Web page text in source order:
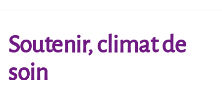
Soutenir, climat de
soin